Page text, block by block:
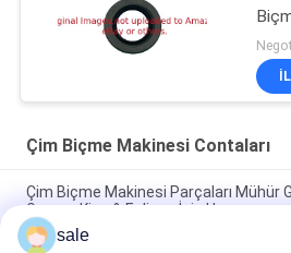
Çim Biçme Makinesi Contaları
Çim Biçme Makinesi Parçaları Mühür
Greens King & Eclipse İçin Uyar
sale